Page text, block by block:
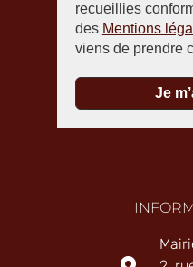
recueillies
des Mentions
viens de prendre